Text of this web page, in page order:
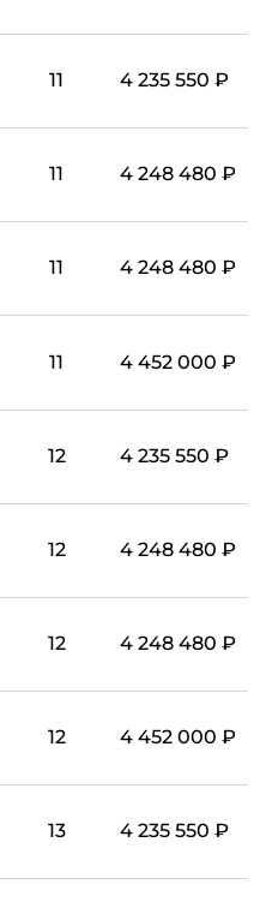
11 4 235 550 ₽
11 4 248 480 ₽
11 4 248 480 ₽
11 4 452 000 ₽
12 4 235 550 ₽
12 4 248 480 ₽
12 4 248 480 ₽
12 4 452 000 ₽
13 4 235 550 ₽